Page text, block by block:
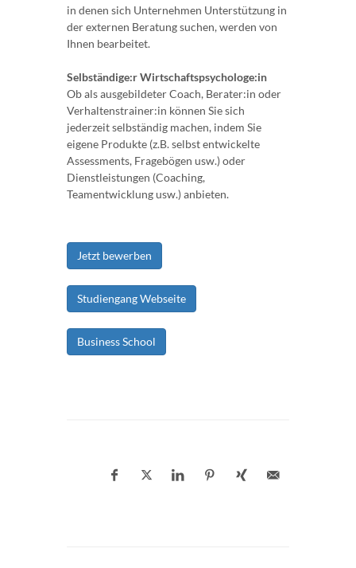
in denen sich Unternehmen Unterstützung in
der externen Beratung suchen, werden von
Ihnen bearbeitet.
Selbständige:r Wirtschaftspsychologe:in
Ob als ausgebildeter Coach, Berater:in oder
Verhaltenstrainer:in können Sie sich
jederzeit selbständig machen, indem Sie
eigene Produkte (z.B. selbst entwickelte
Assessments, Fragebögen usw.) oder
Dienstleistungen (Coaching,
Teamentwicklung usw.) anbieten.
Jetzt bewerben
Studiengang Webseite
Business School